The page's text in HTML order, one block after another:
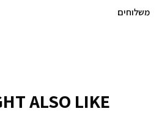
משלוחים
ALSO LIKE